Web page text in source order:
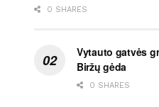
0 SHARES
Vytauto gatvės
Biržų gėda
0 SHARES